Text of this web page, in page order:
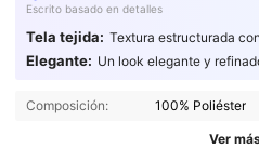
Escrito basado en detalles
Tela tejida: Textura estructurada
Elegante: Un look elegante y
Composición: 100% Poliéster
Ver
4,79 2.6K Seguidores
2.6K Seguidores